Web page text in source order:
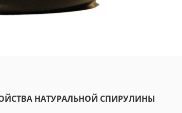
НАТУРАЛЬНОЙ СПИРУЛИНЫ